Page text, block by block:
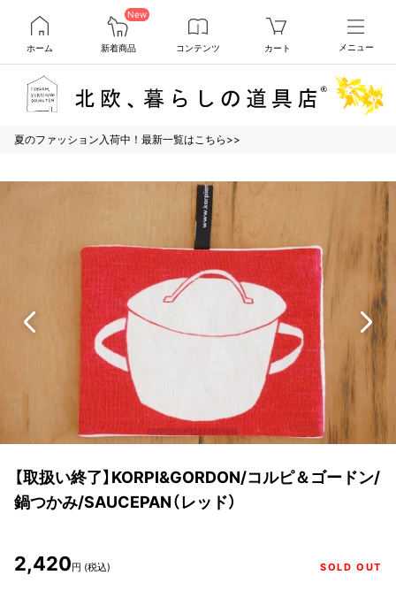
ホーム
New
新着商品 コンテンツ カート メニュー
夏のファッション入荷中！最新一覧はこちら>>
【取扱い終了】KORPI&GORDON/コルピ＆ゴードン/
鍋つかみ/SAUCEPAN（レッド）
2,420円 (税込) SOLD OUT